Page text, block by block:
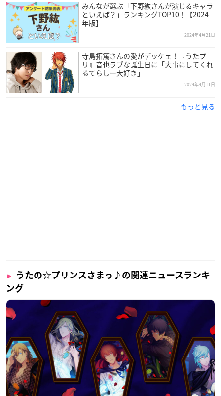
みんなが選ぶ「下野紘さんが演じるキャラ
といえば？」ランキングTOP10！【2024
年版】
2024年4月21日
寺島拓篤さんの愛がデッケェ！『うたプ
リ』音也ラブな誕生日に「大事にしてくれ
るてらしー大好き」
2024年4月11日
もっと見る
うたの☆プリンスさまっ♪の関連ニュースランキ
ング